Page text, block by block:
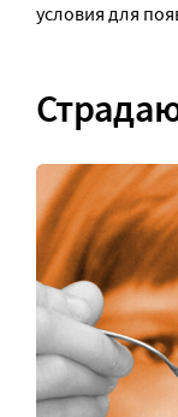
условия для